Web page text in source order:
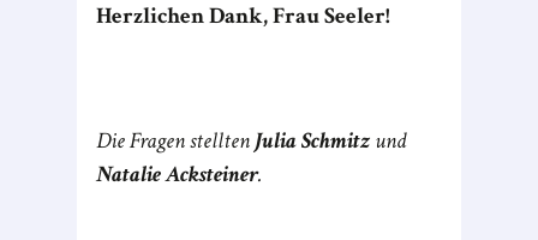
Herzlichen Dank, Frau Seeler!
Die Fragen stelltenJulia Schmitz und
Natalie Acksteiner.